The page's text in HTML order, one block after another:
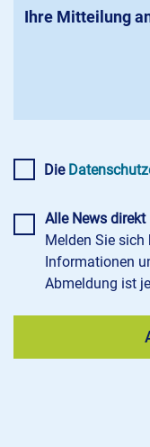
Die
Alle News
Melden Sie sich
Informationen
Abmeldung ist